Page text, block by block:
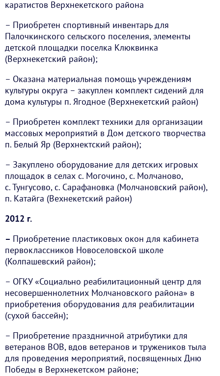
каратистов Верхнекетского района
– Приобретен спортивный инвентарь для
Палочкинского сельского поселения, элементы
детской площадки поселка Клюквинка
(Верхнекетский район);
– Оказана материальная помощь учреждениям
культуры округа – закуплен комплект сидений для
дома культуры п. Ягодное (Верхнекетский район)
– Приобретен комплект техники для организации
массовых мероприятий в Дом детского творчества
п. Белый Яр (Верхнектский район);
– Закуплено оборудование для детских игровых
площадок в селах с. Могочино, с. Молчаново,
с. Тунгусово, с. Сарафановка (Молчановский район),
п. Катайга (Вехнекетский район)
2012 г.
– Приобретение пластиковых окон для кабинета
первоклассников Новоселовской школе
(Колпашевский район);
– ОГКУ «Социально реабилитационный центр для
несовершеннолетних Молчановского района» в
приобретения оборудования для реабилитации
(сухой бассейн);
– Приобретение праздничной атрибутики для
ветеранов ВОВ, вдов ветеранов и тружеников тыла
для проведения мероприятий, посвященных Дню
Победы в Верхнекетском районе;